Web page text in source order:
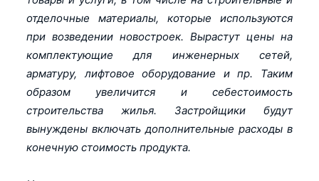
отделочные материалы, которые используются
при возведении новостроек. Вырастут цены на
комплектующие для инженерных сетей,
арматуру, лифтовое оборудование и пр. Таким
образом увеличится и себестоимость
строительства жилья. Застройщики будут
вынуждены включать дополнительные расходы в
конечную стоимость продукта.